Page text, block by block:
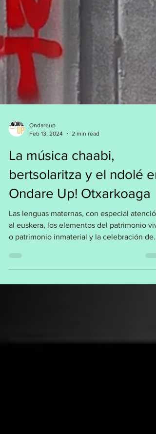
La música chaabi,
bertsolaritza y el ndolé en
Ondare Up! Otxarkoaga
Las lenguas maternas, con especial atención
al euskera, los elementos del patrimonio
o patrimonio inmaterial y la celebración de